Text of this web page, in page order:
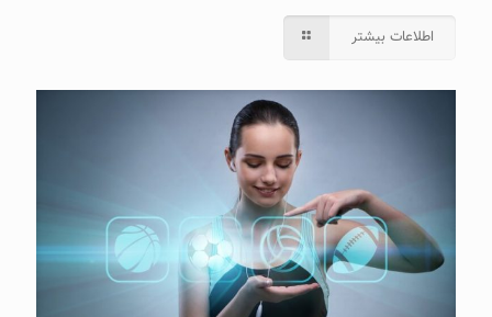
اطلاعات بیشتر